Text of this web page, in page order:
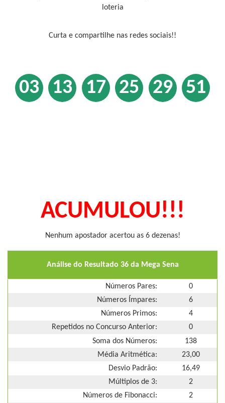
loteria
Curta e compartilhe nas redes sociais!!
03 13 17 25 29 51
ACUMULOU!!!
Nenhum apostador acertou as 6 dezenas!
Análise do Resultado 36 da Mega Sena
Números Pares:
0
Números Ímpares:
6
Números Primos:
4
Repetidos no Concurso Anterior:
0
Soma dos Números:
138
Média Aritmética:
23,00
Desvio Padrão:
16,49
Múltiplos de 3:
2
Números de Fibonacci:
2